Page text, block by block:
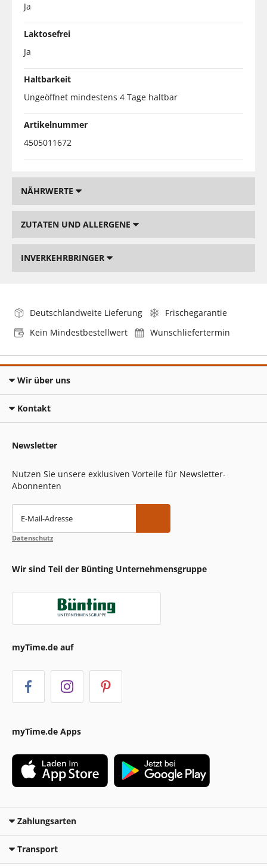
Ja
Laktosefrei
Ja
Haltbarkeit
Ungeöffnet mindestens 4 Tage haltbar
Artikelnummer
4505011672
NÄHRWERTE
ZUTATEN UND ALLERGENE
INVERKEHRBRINGER
Deutschlandweite Lieferung
Frischegarantie
Kein Mindestbestellwert
Wunschliefertermin
Wir über uns
Kontakt
Newsletter
Nutzen Sie unsere exklusiven Vorteile für Newsletter-
Abonnenten
E-Mail-Adresse
Datenschutz
Wir sind Teil der Bünting Unternehmensgruppe
myTime.de auf
myTime.de Apps
Zahlungsarten
Transport